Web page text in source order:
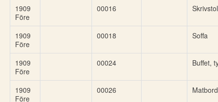
1909
Före
00016 Skrivstol
1909
Före
00018 Soffa
1909
Före
00024 Buffet,
1909
Före
00026 Matbord